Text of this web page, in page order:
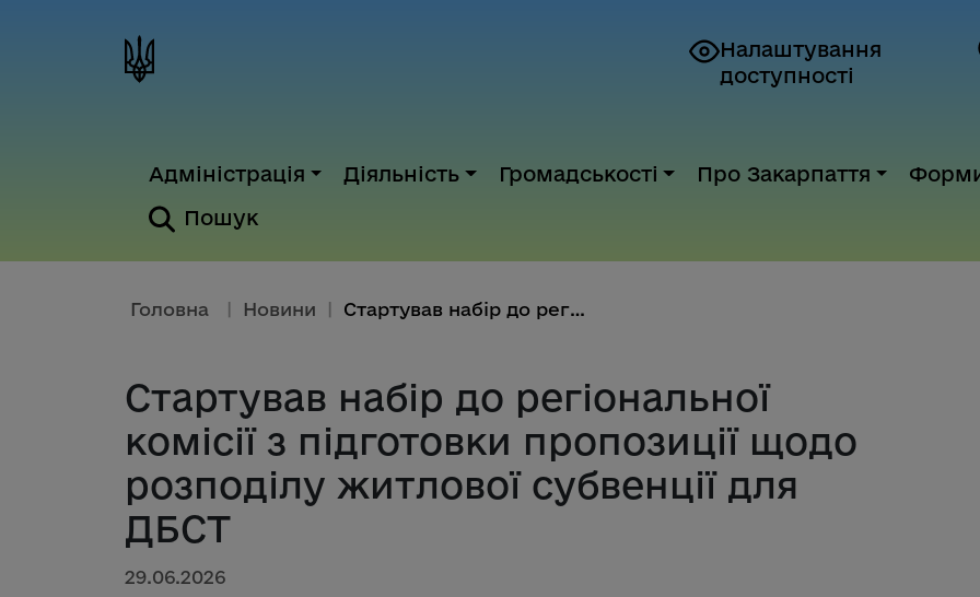
Налаштування
доступності
Адміністрація Діяльність Громадськості Про Закарпаття
Пошук
Головна Новини Стартував набір до регіонально...
Стартував набір до регіональної
комісії з підготовки пропозиції щодо
розподілу житлової субвенції для
ДБСТ
29.06.2026